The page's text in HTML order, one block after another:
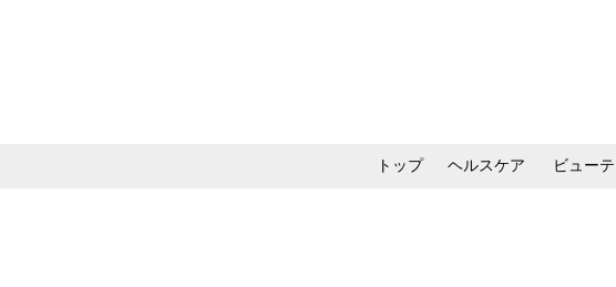
トップ ヘルスケア ビューテ